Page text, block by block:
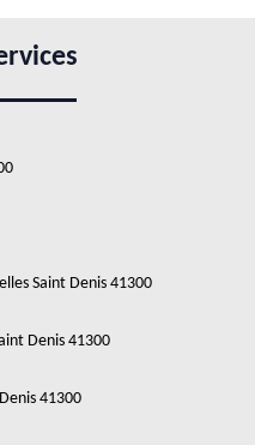
Saint Denis 41300
Denis 41300
41300